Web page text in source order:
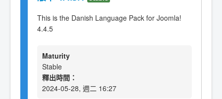
This is the Danish Language Pack for Joomla!
4.4.5
Maturity
Stable
釋出時間：
2024-05-28, 週二 16:27